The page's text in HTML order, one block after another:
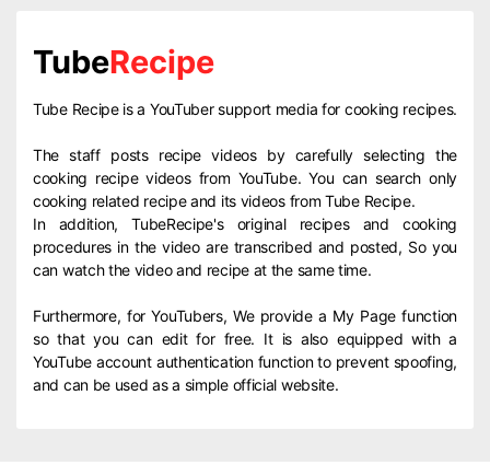
TubeRecipe
Tube Recipe is a YouTuber support media for cooking recipes.
The staff posts recipe videos by carefully selecting the
cooking recipe videos from YouTube. You can search only
cooking related recipe and its videos from Tube Recipe.
In addition, TubeRecipe's original recipes and cooking
procedures in the video are transcribed and posted, So you
can watch the video and recipe at the same time.
Furthermore, for YouTubers, We provide a My Page function
so that you can edit for free. It is also equipped with a
YouTube account authentication function to prevent spoofing,
and can be used as a simple official website.